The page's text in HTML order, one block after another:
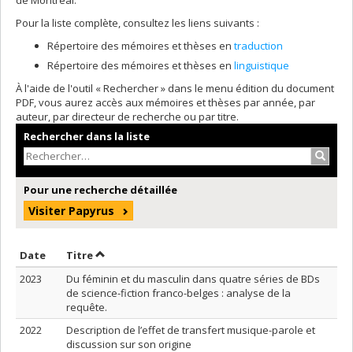
Pour la liste complète, consultez les liens suivants :
Répertoire des mémoires et thèses en traduction
Répertoire des mémoires et thèses en linguistique
À l'aide de l'outil « Rechercher » dans le menu édition du document
PDF, vous aurez accès aux mémoires et thèses par année, par
auteur, par directeur de recherche ou par titre.
Rechercher dans la liste
Pour une recherche détaillée
Visiter Papyrus
Date Trier par date en ordre croissant
TitreTrier par titre en ordre croissant
2023
Du féminin et du masculin dans quatre séries de BDs
de science-fiction franco-belges : analyse de la
requête.
2022
Description de l’effet de transfert musique-parole et
discussion sur son origine